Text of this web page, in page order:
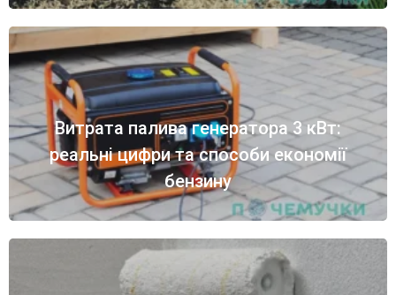
Витрата палива генератора 3 кВт:
реальні цифри та способи економії
бензину